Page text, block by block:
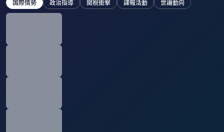
国際情勢 政治指導 関税衝撃 諜報活動 世論動向